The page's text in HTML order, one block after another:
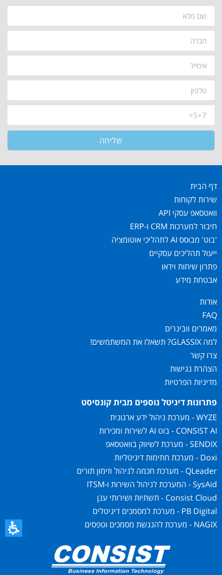
שליחה
דף הבית
שירות לקוחות
וואטסאפ עסקי API
חיבור למערכות CRM ו-ERP
'בוט' מבוסס AI לתהליכי אוטומציה
ייעול תהליכים עסקיים
פתרון שיחות וידאו
אבטחת מידע
אודות
FAQ
מאמרים וובינרים
למה GLASSIX? תשאלו את המשתמשים!
צרו קשר
הצהרת נגישות
מדיניות הפרטיות
פתרונות דיגיטל נוספים מבית קונסיסט
WYZE - מערכת ניהול ידע ארגונית
CONSIST AI - בוט AI לשירות ומכירות
SENDIX - מערכת לשיווק בוואטסאפ
Doxi - מערכת חתימות דיגיטליות
QLeader - מערכת חכמה לניהול וזימון תורים
SysAid - המערכת לניהול השירות ו-ITSM
Consist Cloud - תשתיות ושירותי ענן
PB Digital - מערכת למסמכים דיגיטלים
NAGIX - מערכת להנגשת מסמכים וטפסים